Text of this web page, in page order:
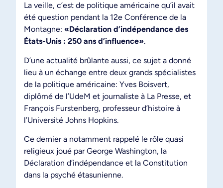
La veille, c’est de politique américaine qu’il avait
été question pendant la 12e Conférence de la
Montagne: «Déclaration d’indépendance des
États-Unis : 250 ans d’influence».
D’une actualité brûlante aussi, ce sujet a donné
lieu à un échange entre deux grands spécialistes
de la politique américaine: Yves Boisvert,
diplômé de l’UdeM et journaliste à La Presse, et
François Furstenberg, professeur d’histoire à
l’Université Johns Hopkins.
Ce dernier a notamment rappelé le rôle quasi
religieux joué par George Washington, la
Déclaration d’indépendance et la Constitution
dans la psyché étasunienne.